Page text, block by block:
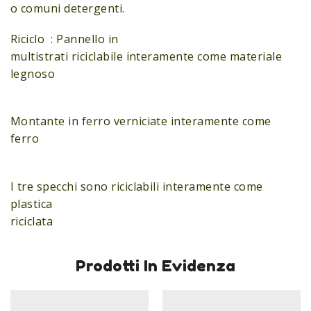
o comuni detergenti.
Riciclo : Pannello in
multistrati riciclabile interamente come materiale
legnoso
Montante in ferro verniciate interamente come
ferro
I tre specchi sono riciclabili interamente come
plastica
riciclata
Prodotti In Evidenza